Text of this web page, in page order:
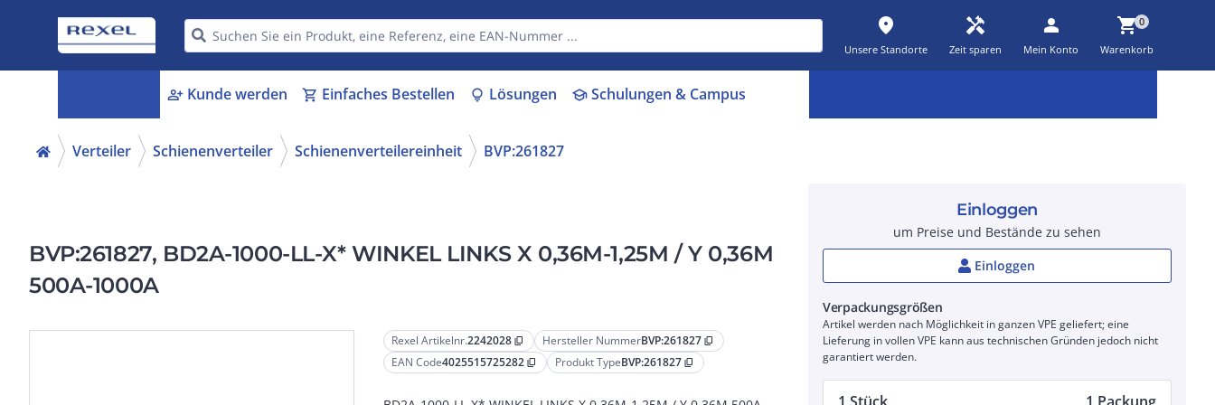
place
Unsere Standorte
handyman
Zeit sparen
person
Mein Konto
shopping_cart0
Warenkorb
person_add Kunde werden shopping_cart Einfaches Bestellen lightbulb Lösungen schoolSchulungen & Campus
Verteiler Schienenverteiler Schienenverteilereinheit BVP:261827
BVP:261827, BD2A-1000-LL-X* WINKEL LINKS X 0,36M-1,25M / Y 0,36M
500A-1000A
Rexel Artikelnr.2242028 content_copy Hersteller NummerBVP:261827 content_copy
EAN Code4025515725282 content_copy Produkt TypeBVP:261827 content_copy
Einloggen
um Preise und Bestände zu sehen
Einloggen
Verpackungsgrößen
Artikel werden nach Möglichkeit in ganzen VPE geliefert; eine
Lieferung in vollen VPE kann aus technischen Gründen jedoch nicht
garantiert werden.